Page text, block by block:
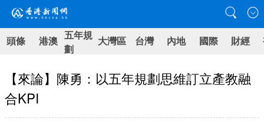
頭條 港澳 五年規
劃
大灣區 台灣 內地 國際 財經
【來論】陳勇：以五年規劃思維訂立產教融
合KPI